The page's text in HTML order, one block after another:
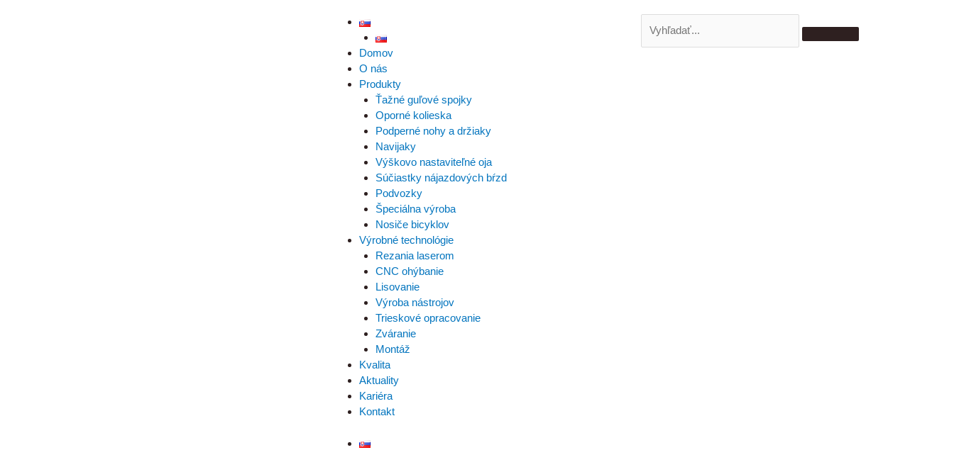
Domov
O nás
Produkty
Ťažné guľové spojky
Oporné kolieska
Podperné nohy a držiaky
Navijaky
Výškovo nastaviteľné oja
Súčiastky nájazdových bŕzd
Podvozky
Špeciálna výroba
Nosiče bicyklov
Výrobné technológie
Rezania laserom
CNC ohýbanie
Lisovanie
Výroba nástrojov
Trieskové opracovanie
Zváranie
Montáž
Kvalita
Aktuality
Kariéra
Kontakt